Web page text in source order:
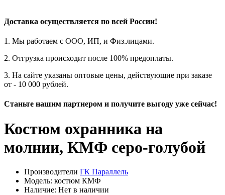
Доставка осуществляется по всей России!
1. Мы работаем с ООО, ИП, и Физ.лицами.
2. Отгрузка происходит после 100% предоплаты.
3. На сайте указаны оптовые цены, действующие при заказе
от - 10 000 рублей.
Станьте нашим партнером и получите выгоду уже сейчас!
Костюм охранника на
молнии, КМФ серо-голубой
Производители ГК Параллель
Модель: костюм КМФ
Наличие: Нет в наличии